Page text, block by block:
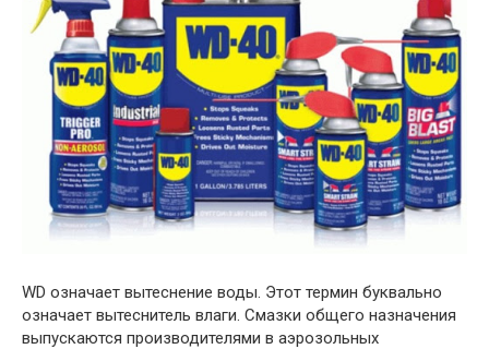
WD означает вытеснение воды. Этот термин буквально
означает вытеснитель влаги. Смазки общего назначения
выпускаются производителями в аэрозольных